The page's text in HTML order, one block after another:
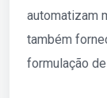
automatizam
também
formulação